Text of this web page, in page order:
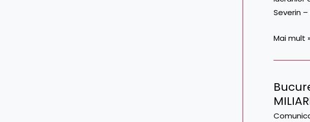
Severin
SEMNAT
ȘI
PENTRU
LOTULUI
Mai mult
București
20
iulie